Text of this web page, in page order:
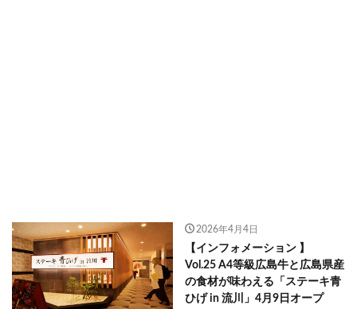
2026年4月4日
【インフォメーション 】
Vol.25 A4等級広島牛と広島県産
の食材が味わえる「ステーキ青
ひげ in 流川」4月9日オープ